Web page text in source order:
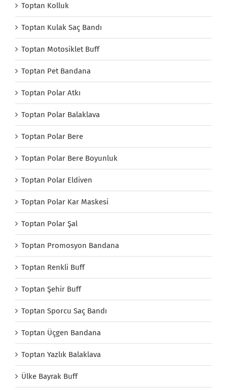
Toptan Kolluk
Toptan Kulak Saç Bandı
Toptan Motosiklet Buff
Toptan Pet Bandana
Toptan Polar Atkı
Toptan Polar Balaklava
Toptan Polar Bere
Toptan Polar Bere Boyunluk
Toptan Polar Eldiven
Toptan Polar Kar Maskesi
Toptan Polar Şal
Toptan Promosyon Bandana
Toptan Renkli Buff
Toptan Şehir Buff
Toptan Sporcu Saç Bandı
Toptan Üçgen Bandana
Toptan Yazlık Balaklava
Ülke Bayrak Buff